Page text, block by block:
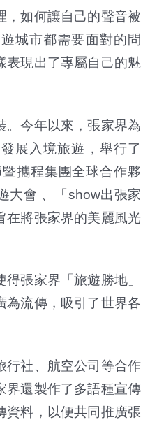
如何讓自己的聲音被
城市都需要面對的問
表現出了專屬自己的魅
今年以來，張家界為
展入境旅遊，舉行了
攜程集團全球合作夥
大會 、「show出張家
在將張家界的美麗風光
張家界「旅遊勝地」
為流傳，吸引了世界各
社、航空公司等合作
界還製作了多語種宣傳
資料，以便共同推廣張